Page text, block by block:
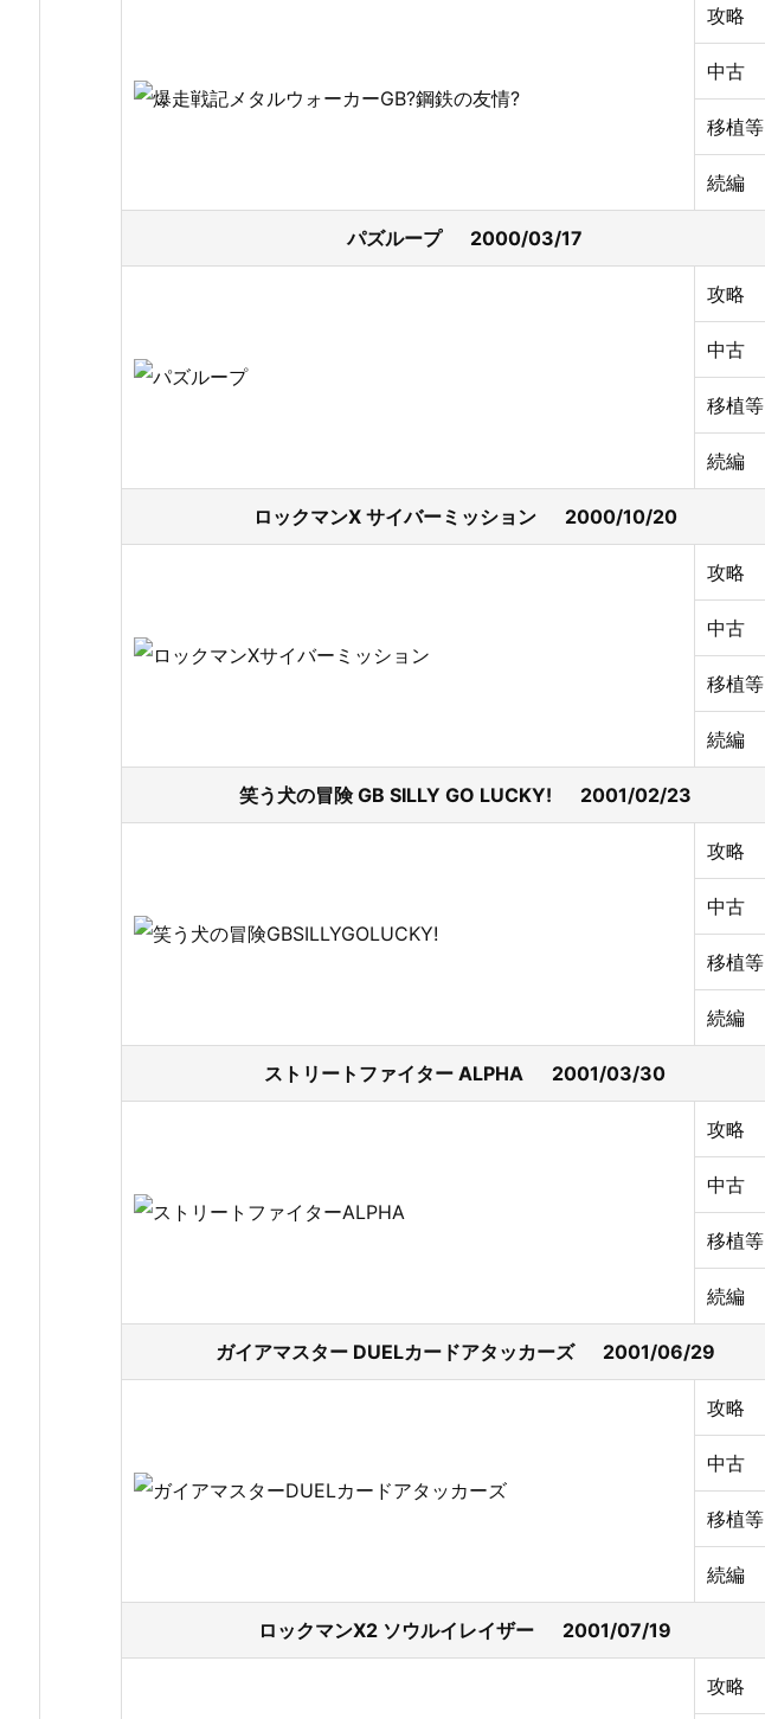
攻略
中古
移植等
続編
パズループ 2000/03/17
攻略
中古
移植等
続編
ロックマンX サイバーミッション 2000/10/20
攻略
中古
移植等
続編
笑う犬の冒険 GB SILLY GO LUCKY! 2001/02/23
攻略
中古
移植等
続編
ストリートファイター ALPHA 2001/03/30
攻略
中古
移植等
続編
ガイアマスター DUELカードアタッカーズ 2001/06/29
攻略
中古
移植等
続編
ロックマンX2 ソウルイレイザー 2001/07/19
攻略